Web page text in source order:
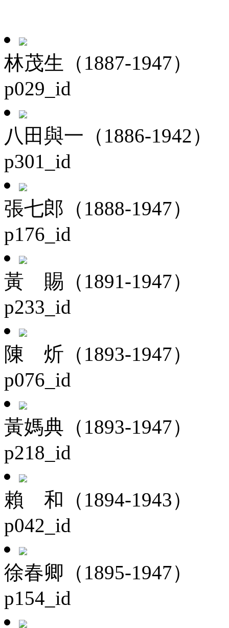
林茂生（1887-1947）
p029_id
八田與一（1886-1942）
p301_id
張七郎（1888-1947）
p176_id
黃 賜（1891-1947）
p233_id
陳 炘（1893-1947）
p076_id
黃媽典（1893-1947）
p218_id
賴 和（1894-1943）
p042_id
徐春卿（1895-1947）
p154_id